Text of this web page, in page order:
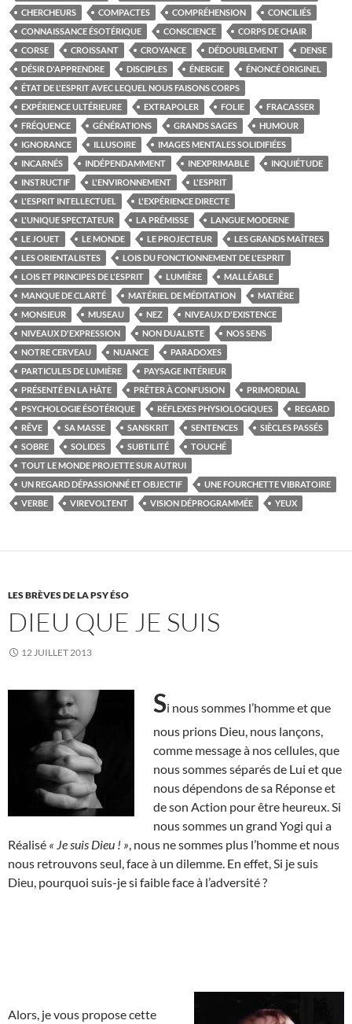
CHERCHEURS COMPACTES COMPRÉHENSION
CONCILIÉS
CONNAISSANCE ÉSOTÉRIQUE
CONSCIENCE
CORPS DE CHAIR
CORSE
CROISSANT CROYANCE DÉDOUBLEMENT
DENSE
DÉSIR D'APPRENDRE
DISCIPLES ÉNERGIE
ÉNONCÉ ORIGINEL
ÉTAT DE L'ESPRIT AVEC LEQUEL NOUS FAISONS CORPS
EXPÉRIENCE ULTÉRIEURE
EXTRAPOLER FOLIE
FRACASSER
FRÉQUENCE
GÉNÉRATIONS GRANDS SAGES
HUMOUR
IGNORANCE
ILLUSOIRE
IMAGES MENTALES SOLIDIFIÉES
INCARNÉS
INDÉPENDAMMENT INEXPRIMABLE
INQUIÉTUDE
INSTRUCTIF
L'ENVIRONNEMENT
L'ESPRIT
L'ESPRIT INTELLECTUEL
L'EXPÉRIENCE DIRECTE
L'UNIQUE SPECTATEUR
LA PRÉMISSE
LANGUE MODERNE
LE JOUET
LE MONDE LE PROJECTEUR
LES GRANDS MAÎTRES
LES ORIENTALISTES
LOIS DU FONCTIONNEMENT DE L'ESPRIT
LOIS ET PRINCIPES DE L'ESPRIT
LUMIÈRE
MALLÉABLE
MANQUE DE CLARTÉ
MATÉRIEL DE MÉDITATION
MATIÈRE
MONSIEUR
MUSEAU NEZ
NIVEAUX D'EXISTENCE
NIVEAUX D'EXPRESSION
NON DUALISTE
NOS SENS
NOTRE CERVEAU
NUANCE
PARADOXES
PARTICULES DE LUMIÈRE
PAYSAGE INTÉRIEUR
PRÉSENTÉ EN LA HÂTE
PRÊTER À CONFUSION
PRIMORDIAL
PSYCHOLOGIE ÉSOTÉRIQUE
RÉFLEXES PHYSIOLOGIQUES
REGARD
RÊVE
SA MASSE SANSKRIT SENTENCES
SIÈCLES PASSÉS
SOBRE
SOLIDES SUBTILITÉ
TOUCHÉ
TOUT LE MONDE PROJETTE SUR AUTRUI
UN REGARD DÉPASSIONNÉ ET OBJECTIF
UNE FOURCHETTE VIBRATOIRE
VERBE
VIREVOLTENT VISION DÉPROGRAMMÉE YEUX
LES BRÈVES DE LA PSY ÉSO
DIEU QUE JE SUIS
12 JUILLET 2013
Si nous sommes l’homme et que
nous prions Dieu, nous lançons,
comme message à nos cellules, que
nous sommes séparés de Lui et que
nous dépendons de sa Réponse et
de son Action pour être heureux. Si
nous sommes un grand Yogi qui a
Réalisé « Je suis Dieu ! » , nous ne sommes plus l’homme et nous
nous retrouvons seul, face à un dilemme. En effet, Si je suis
Dieu, pourquoi suis-je si faible face à l’adversité ?
Alors, je vous propose cette